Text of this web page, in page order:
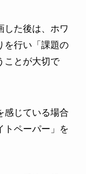
した後は、ホワ
を行い「課題の
ことが大切で
感じている場合
トペーパー」を